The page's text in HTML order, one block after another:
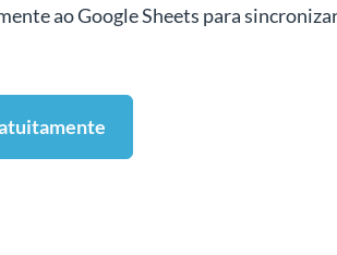
ao Google Sheets para